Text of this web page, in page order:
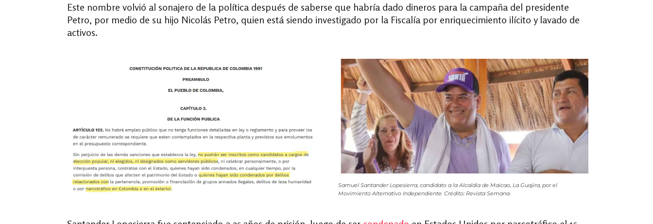
Este nombre volvió al sonajero de la política después de saberse que habría dado dineros para la campaña del presidente
Petro, por medio de su hijo Nicolás Petro, quien está siendo investigado por la Fiscalía por enriquecimiento ilícito y lavado de
activos.
Samuel Santander Lopesierra, candidato a la Alcaldía de Maicao, La Guajira, por el
Movimiento Alternativo Independiente. Crédito: Revista Semana.